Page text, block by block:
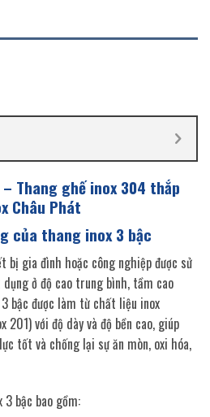
Thang ghế inox 304 thắp
Châu Phát
của thang inox 3 bậc
bị gia đình hoặc công nghiệp được sử
ở độ cao trung bình, tầm cao
bậc được làm từ chất liệu inox
với độ dày và độ bền cao, giúp
tốt và chống lại sự ăn mòn, oxi hóa,
bậc bao gồm: